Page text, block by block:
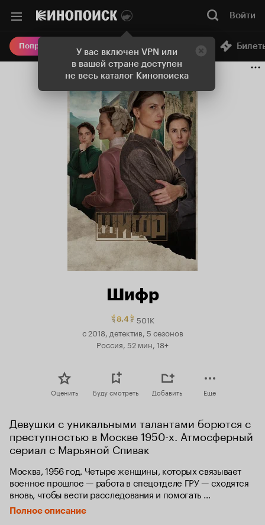
У вас включен VPN или
в вашей стране доступен
не весь каталог Кинопоиска
Войти
Попробовать Плюс Онлайн-кинотеатр
Шифр
8.4Рейтинг
Кинопоиска
топ
501K
с 2018, детектив, 5 сезонов
Россия, 52 мин, 18+
Оценить Буду смотреть Добавить Еще
Девушки с уникальными талантами борются с
преступностью в Москве 1950-х. Атмосферный
сериал с Марьяной Спивак
Москва, 1956 год. Четыре женщины, которых связывает
военное прошлое — работа в спецотделе ГРУ — сходятся
вновь, чтобы вести расследования и помогать
следственным органам в особо запутанных делах.
Обладая феноменальными аналитическими
Полное описание